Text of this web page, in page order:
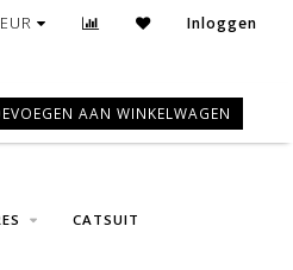
VANAF € 75
EUR Inloggen
0
CATSUIT
AAN WINKELWAGEN